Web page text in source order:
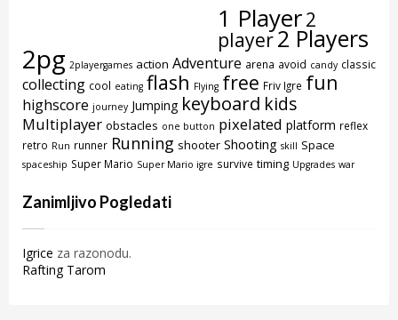
1 Player2
player2 Players
2pg 2playergames action Adventure arena avoid candy classic
collecting cool eating flash Flying free Friv Igre fun
highscore journey Jumping keyboard kids
Multiplayer obstacles one button pixelated platform reflex
retro Run runner Running shooter Shooting skill Space
spaceship Super Mario Super Mario igre survive timing Upgrades war
Zanimljivo Pogledati
Igrice za razonodu.
Rafting Tarom